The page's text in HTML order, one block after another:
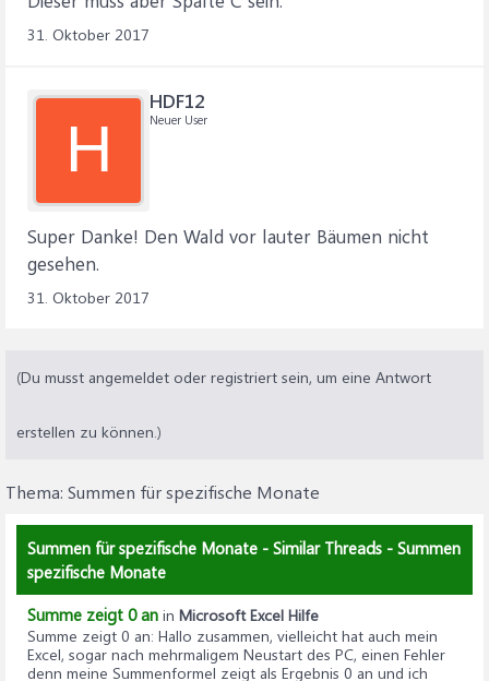
31. Oktober 2017
H
HDF12
Neuer User
Super Danke! Den Wald vor lauter Bäumen nicht
gesehen.
31. Oktober 2017
(Du musst angemeldet oder registriert sein, um eine Antwort
erstellen zu können.)
Thema: Summen für spezifische Monate
Summen für spezifische Monate - Similar Threads - Summen
spezifische Monate
Summe zeigt 0 an in Microsoft Excel Hilfe
Summe zeigt 0 an: Hallo zusammen, vielleicht hat auch mein
Excel, sogar nach mehrmaligem Neustart des PC, einen Fehler
denn meine Summenformel zeigt als Ergebnis 0 an und ich